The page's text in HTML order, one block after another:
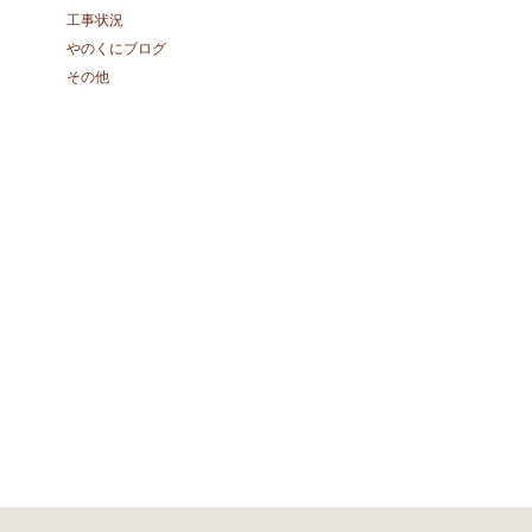
工事状況
やのくにブログ
その他